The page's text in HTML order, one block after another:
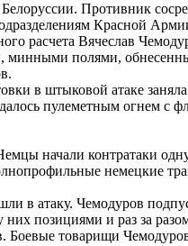
Противник
Красной
расчета Вячеслав
полями,
в штыковой атаке
пулеметным огнем
начали контратаки
немецкие
в атаку. Чемодуров
позициями и раз за
Боевые товарищи